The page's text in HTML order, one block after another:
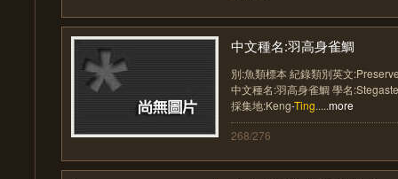
中文種名:羽高身雀鯛
別:魚類標本 紀錄類別英文
中文種名:羽高身雀鯛 學名
採集地:Keng-Ting.....more
268/276